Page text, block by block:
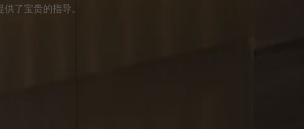
了宝贵的指导。